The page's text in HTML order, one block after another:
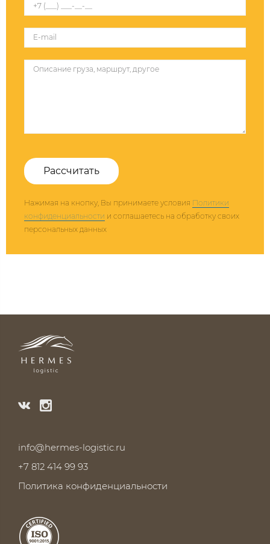
Рассчитать
Нажимая на кнопку, Вы принимаете условия Политики
конфиденциальности и соглашаетесь на обработку своих
персональных данных
info@hermes-logistic.ru
+7 812 414 99 93
Политика конфиденциальности